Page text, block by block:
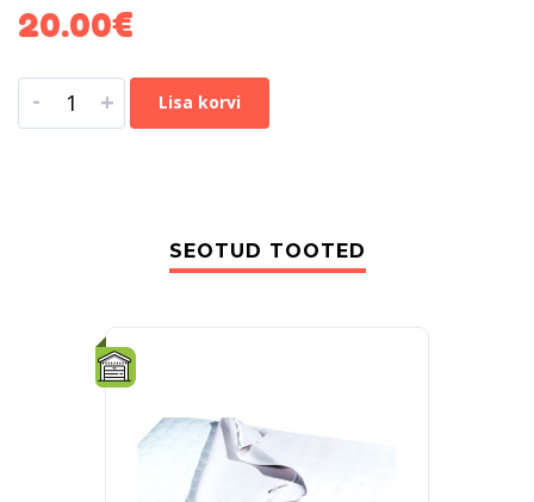
20.00€
- + Lisa korvi
SEOTUD TOOTED